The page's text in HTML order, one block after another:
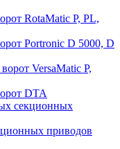
RotaMatic P, PL,
Portronic D 5000, D
VersaMatic P,
DTA
секционных
приводов